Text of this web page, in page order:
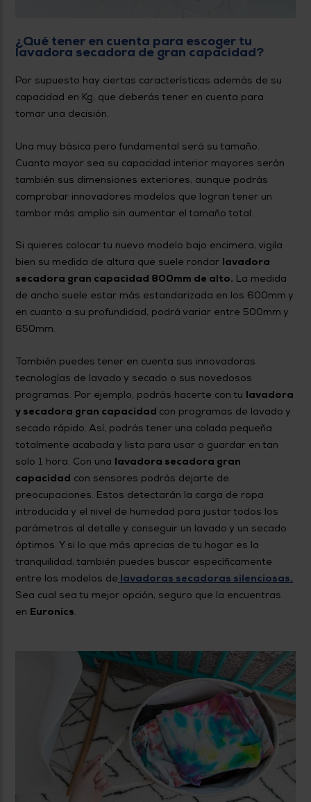
¿Qué tener en cuenta para escoger tu
lavadora secadora de gran capacidad?
Por supuesto hay ciertas características además de su
capacidad en Kg, que deberás tener en cuenta para
tomar una decisión.
Una muy básica pero fundamental será su tamaño.
Cuanta mayor sea su capacidad interior mayores serán
también sus dimensiones exteriores, aunque podrás
comprobar innovadores modelos que logran tener un
tambor más amplio sin aumentar el tamaño total.
Si quieres colocar tu nuevo modelo bajo encimera, vigila
bien su medida de altura que suele rondar lavadora
secadora gran capacidad 800mm de alto. La medida
de ancho suele estar más estandarizada en los 600mm y
en cuanto a su profundidad, podrá variar entre 500mm y
650mm.
También puedes tener en cuenta sus innovadoras
tecnologías de lavado y secado o sus novedosos
programas. Por ejemplo, podrás hacerte con tu lavadora
y secadora gran capacidad con programas de lavado y
secado rápido. Así, podrás tener una colada pequeña
totalmente acabada y lista para usar o guardar en tan
solo 1 hora. Con una lavadora secadora gran
capacidad con sensores podrás dejarte de
preocupaciones. Estos detectarán la carga de ropa
introducida y el nivel de humedad para justar todos los
parámetros al detalle y conseguir un lavado y un secado
óptimos. Y si lo que más aprecias de tu hogar es la
tranquilidad, también puedes buscar específicamente
entre los modelos de lavadoras secadoras silenciosas.
Sea cual sea tu mejor opción, seguro que la encuentras
en Euronics.